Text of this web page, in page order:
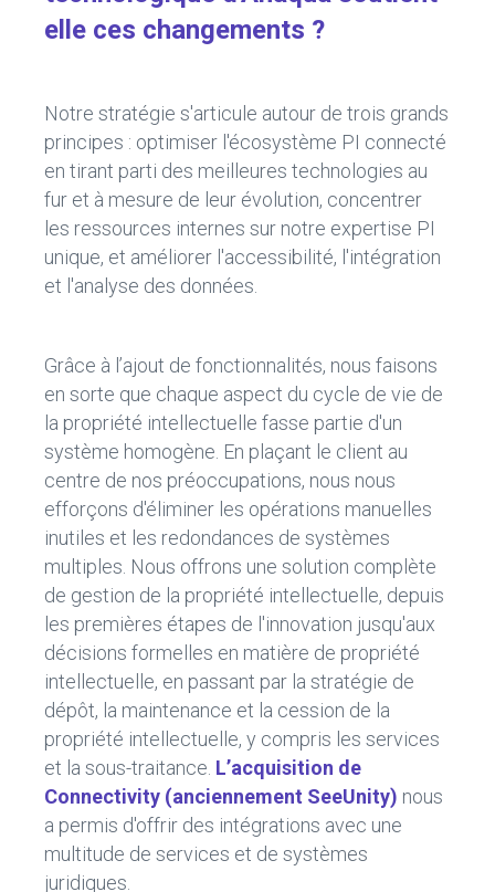
elle ces changements ?
Notre stratégie s'articule autour de trois grands
principes : optimiser l'écosystème PI connecté
en tirant parti des meilleures technologies au
fur et à mesure de leur évolution, concentrer
les ressources internes sur notre expertise PI
unique, et améliorer l'accessibilité, l'intégration
et l'analyse des données.
Grâce à l’ajout de fonctionnalités, nous faisons
en sorte que chaque aspect du cycle de vie de
la propriété intellectuelle fasse partie d'un
système homogène. En plaçant le client au
centre de nos préoccupations, nous nous
efforçons d'éliminer les opérations manuelles
inutiles et les redondances de systèmes
multiples. Nous offrons une solution complète
de gestion de la propriété intellectuelle, depuis
les premières étapes de l'innovation jusqu'aux
décisions formelles en matière de propriété
intellectuelle, en passant par la stratégie de
dépôt, la maintenance et la cession de la
propriété intellectuelle, y compris les services
et la sous-traitance. L’acquisition de
Connectivity (anciennement SeeUnity) nous
a permis d'offrir des intégrations avec une
multitude de services et de systèmes
juridiques.